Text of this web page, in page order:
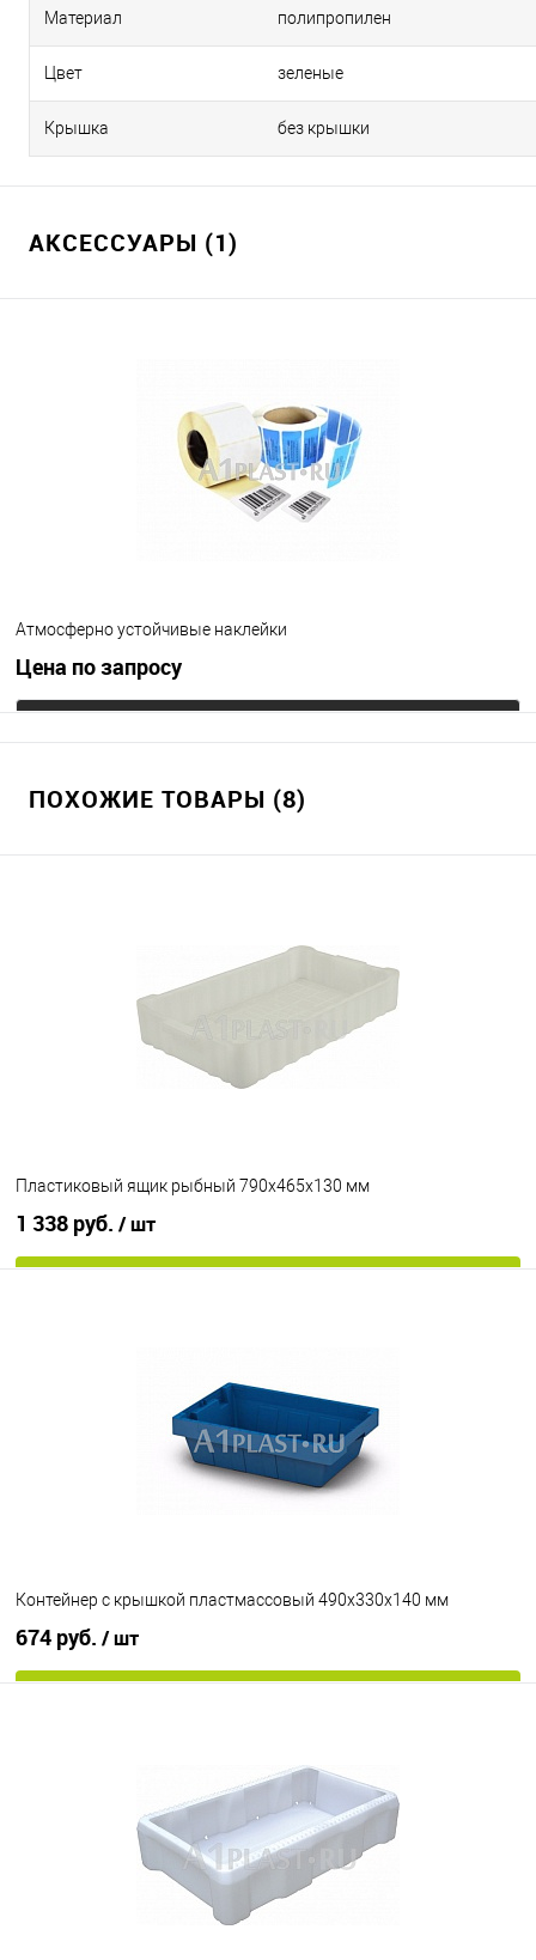
Материал полипропилен
Цвет зеленые
Крышка без крышки
АКСЕССУАРЫ (1)
Атмосферно устойчивые наклейки
Цена по запросу
В избранное
ПОХОЖИЕ ТОВАРЫ (8)
Пластиковый ящик рыбный 790х465х130 мм
1 338 руб. / шт
Контейнер с крышкой пластмассовый 490х330х140 мм
674 руб. / шт
Под заказ